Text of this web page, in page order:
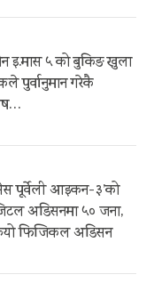
इ.मास ५ को बुकिङ खुला
पुर्वानुमान गरेकै
पूर्वेली आइकन-३’को
अडिसनमा ५० जना,
फिजिकल अडिसन